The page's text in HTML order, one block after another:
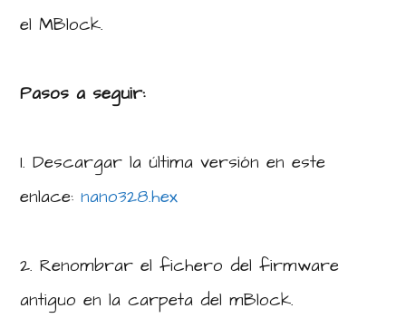
el MBlock.
Pasos a seguir:
1. Descargar la última versión en este
enlace:nano328.hex
2. Renombrar el fichero del firmware
antiguo en la carpeta del mBlock.